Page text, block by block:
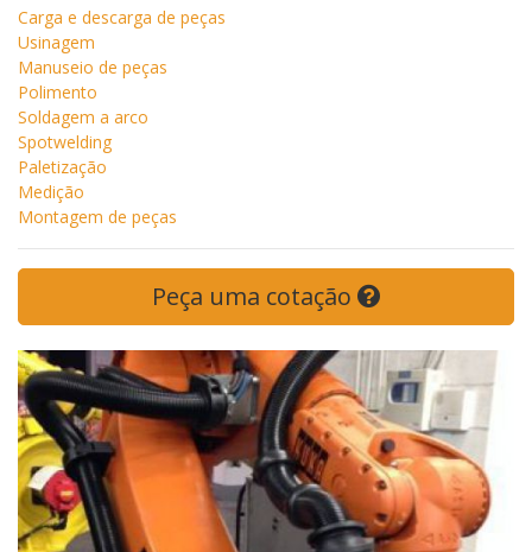
Carga e descarga de peças
Usinagem
Manuseio de peças
Polimento
Soldagem a arco
Spotwelding
Paletização
Medição
Montagem de peças
Peça uma cotação